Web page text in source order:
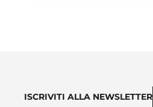
ISCRIVITI ALLA NEWSLETTER